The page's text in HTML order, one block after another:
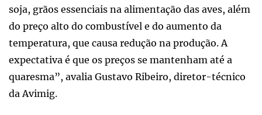
soja, grãos essenciais na alimentação das aves, além
do preço alto do combustível e do aumento da
temperatura, que causa redução na produção. A
expectativa é que os preços se mantenham até a
quaresma”, avalia Gustavo Ribeiro, diretor-técnico
da Avimig.